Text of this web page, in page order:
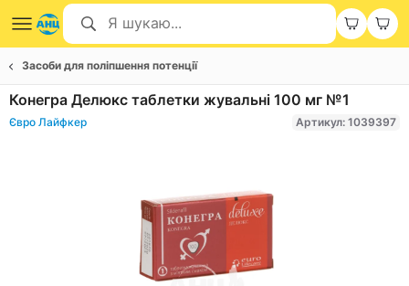
Засоби для поліпшення потенції
Конегра Делюкс таблетки жувальні 100 мг №1
Євро Лайфкер Артикул: 1039397